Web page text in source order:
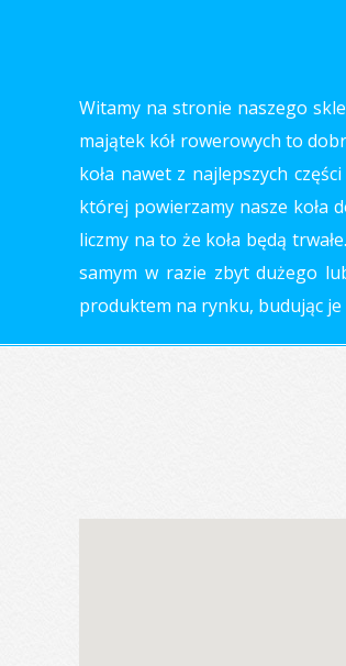
Witamy na stronie naszego
majątek kół rowerowych to
koła nawet z najlepszych
której powierzamy nasze koła
liczmy na to że koła będą
samym w razie zbyt dużego
produktem na rynku, budując